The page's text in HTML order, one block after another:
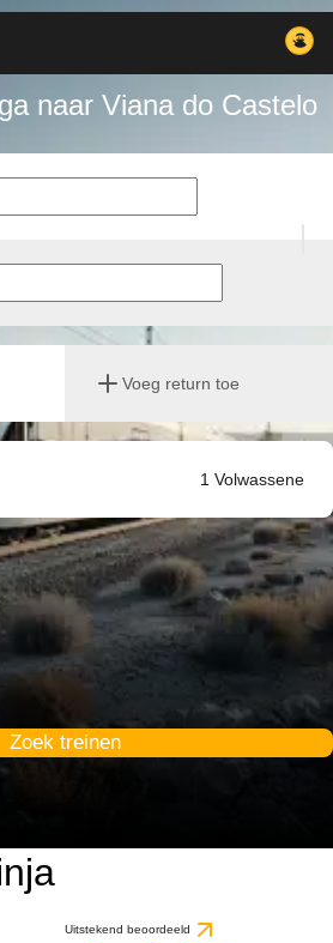
naar Viana do Castelo
Voeg return toe
1 Volwassene
Zoek treinen
Uitstekend beoordeeld